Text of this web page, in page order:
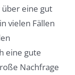
eine gut
vielen Fällen
eine gute
Nachfrage